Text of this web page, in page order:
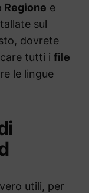
Regione e
sul
dovrete
tutti i file
le lingue
utili, per